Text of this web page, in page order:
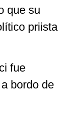
que su
priista
fue
bordo de